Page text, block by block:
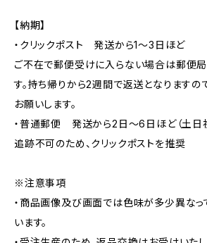
【納期】
・クリックポスト 発送から1〜3日ほど
ご不在で郵便受けに入らない場合は郵便
す。持ち帰りから2週間で返送となりますの
お願いします。
・普通郵便 発送から2日〜6日ほど（土日祝
追跡不可のため、クリックポストを推奨
※注意事項
・商品画像及び画面では色味が多少異な
います。